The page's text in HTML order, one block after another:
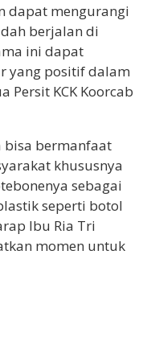
dapat mengurangi
berjalan di
ini dapat
yang positif dalam
Persit KCK Koorcab
bisa bermanfaat
khususnya
sebagai
seperti botol
Ibu Ria Tri
momen untuk